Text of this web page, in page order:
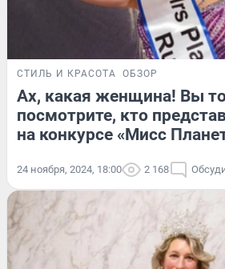
СТИЛЬ И КРАСОТА ОБЗОР
Ах, какая женщина! Вы
посмотрите, кто
на конкурсе «Мисс
24 ноября, 2024, 18:00 2 168